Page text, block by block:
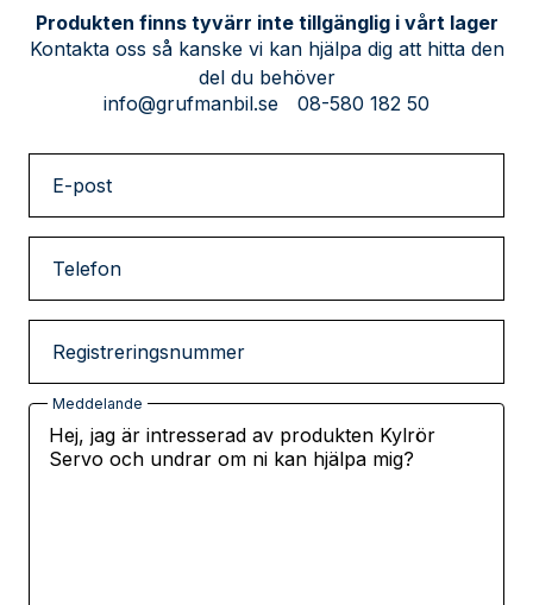
Produkten finns tyvärr inte tillgänglig i vårt lager
Kontakta oss så kanske vi kan hjälpa dig att hitta den
del du behöver
info@grufmanbil.se
08-580 182 50
E-post
Telefon
Registreringsnummer
Meddelande